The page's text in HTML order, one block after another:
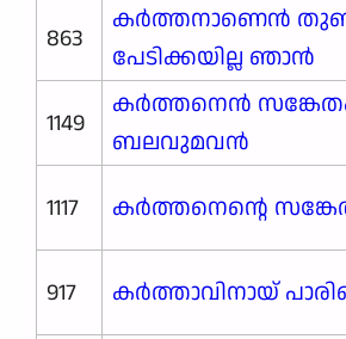
863
കർത്തനാണെൻ
പേടിക്കയില്ല ഞാൻ
1149
കർത്തനെൻ
ബലവുമവൻ
1117
കർത്തനെന്റെ
917
കർത്താവിനായ്